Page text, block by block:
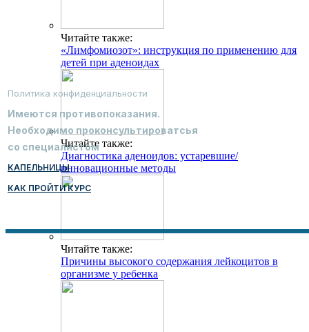
Читайте также:
«Лимфомиозот»: инструкция по применению для
детей при аденоидах
Читайте также:
Диагностика аденоидов: устаревшие/
инновационные методы
Читайте также:
Причины высокого содержания лейкоцитов в
организме у ребенка
Политика конфиденциальности
Имеются противопоказания.
Необходимо проконсультироватсья
со специалистом
КАПЕЛЬНИЦЫ
КАК ПРОЙТИ КУРС